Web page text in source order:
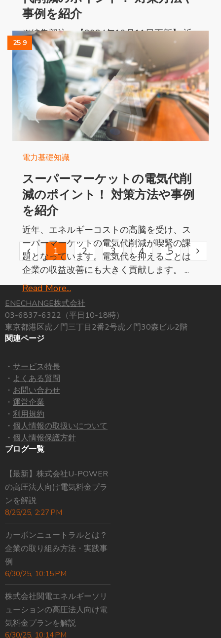
事例を紹介
※編集部注：【2024年10月11日更新】 近
年、エネルギーコストの高騰を受け、宿泊
施設の電気代削減が喫緊の課題となってい
ます。...
Read More...
電力基礎知識
スーパーマーケットの電気代削
減のポイント！ 対策方法や事例
を紹介
近年、エネルギーコストの高騰を受け、ス
ーパーマーケットの電気代削減が喫緊の課
題となっています。電気代を抑えることは
企業の収益改善にも大きく貢献します。 ...
Read More...
25 9
1 2 3 4 5
ENECHANGE株式会社
03-6837-6322（平日10-18時）
東京都港区虎ノ門三丁目2番2号虎ノ門30森ビル2階
関連ページ
・ サービス特長
・ よくある質問
・ お問い合わせ
・ 運営企業
・ 利用規約
・ 個人情報の取扱いについて
・ 個人情報保護方針
ブログ一覧
【最新】株式会社U-POWER
の高圧法人向け電気料金プラ
ンを解説
8/25/25, 2:27 PM
カーボンニュートラルとは？
企業の取り組み方法・実践事
例
6/30/25, 10:15 PM
株式会社関電エネルギーソリ
ューションの高圧法人向け電
気料金プランを解説
6/30/25, 10:14 PM